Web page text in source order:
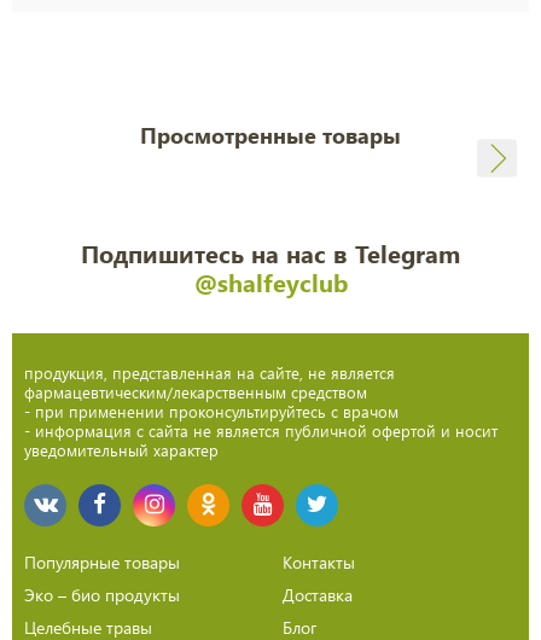
Просмотренные товары
Подпишитесь на нас в Telegram
@shalfeyclub
продукция, представленная на сайте, не является
фармацевтическим/лекарственным средством
- при применении проконсультируйтесь с врачом
- информация с сайта не является публичной офертой и носит
уведомительный характер
Популярные товары
Эко – био продукты
Целебные травы
Контакты
Доставка
Блог